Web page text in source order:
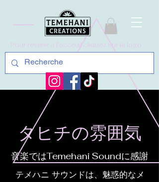
Pour revenir a l'acceuil cliquez sur le logo
タヒチの雰囲気
音楽ではTemehani Soundに感謝
テメハニ サウンドは、魅惑的なメ